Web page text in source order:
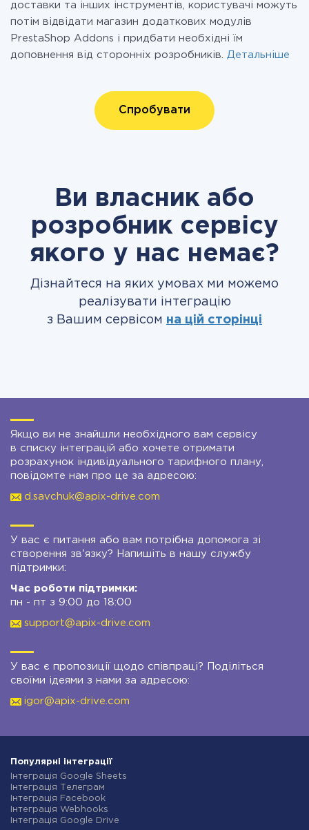
доставки та інших інструментів, користувачі можуть
потім відвідати магазин додаткових модулів
PrestaShop Addons і придбати необхідні їм
доповнення від сторонніх розробників. Детальніше
Спробувати
Ви власник або
розробник сервісу
якого у нас немає?
Дізнайтеся на яких умовах ми можемо
реалізувати інтеграцію
з Вашим сервісом на цій сторінці
Якщо ви не знайшли необхідного вам сервісу
в списку інтеграцій або хочете отримати
розрахунок індивідуального тарифного плану,
повідомте нам про це за адресою:
d.savchuk@apix-drive.com
У вас є питання або вам потрібна допомога зі
створення зв'язку? Напишіть в нашу службу
підтримки:
Час роботи підтримки:
пн - пт з 9:00 до 18:00
support@apix-drive.com
У вас є пропозиції щодо співпраці? Поділіться
своїми ідеями з нами за адресою:
igor@apix-drive.com
Популярні інтеграції
Інтеграція Google Sheets
Інтеграція Телеграм
Інтеграція Facebook
Інтеграція Webhooks
Інтеграція Google Drive